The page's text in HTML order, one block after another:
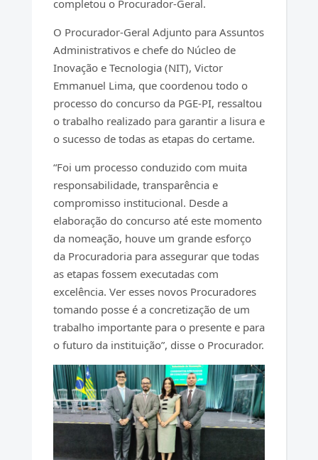
completou o Procurador-Geral.
O Procurador-Geral Adjunto para Assuntos
Administrativos e chefe do Núcleo de
Inovação e Tecnologia (NIT), Victor
Emmanuel Lima, que coordenou todo o
processo do concurso da PGE-PI, ressaltou
o trabalho realizado para garantir a lisura e
o sucesso de todas as etapas do certame.
“Foi um processo conduzido com muita
responsabilidade, transparência e
compromisso institucional. Desde a
elaboração do concurso até este momento
da nomeação, houve um grande esforço
da Procuradoria para assegurar que todas
as etapas fossem executadas com
excelência. Ver esses novos Procuradores
tomando posse é a concretização de um
trabalho importante para o presente e para
o futuro da instituição”, disse o Procurador.